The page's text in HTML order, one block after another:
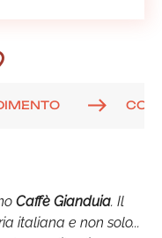
Caffè Gianduia. Il
italiana e non solo...